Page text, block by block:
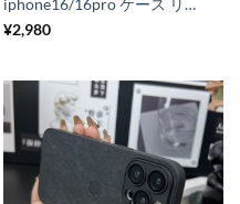
iphone16/16pro ケース リボン iphone16promax ケース ピンク 可愛い iphone15pro/14pro ケース 女子 人気 スマホ レザー ケース iphone ケース カメラ リング 付き M255
¥2,980